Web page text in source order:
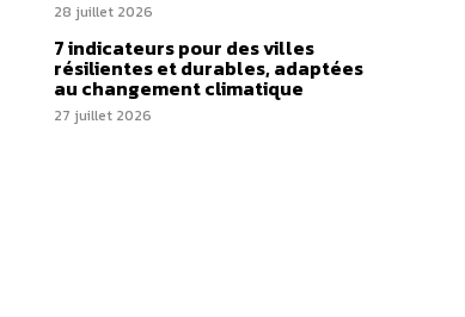
28 juillet 2026
7 indicateurs pour des villes
résilientes et durables, adaptées
au changement climatique
27 juillet 2026